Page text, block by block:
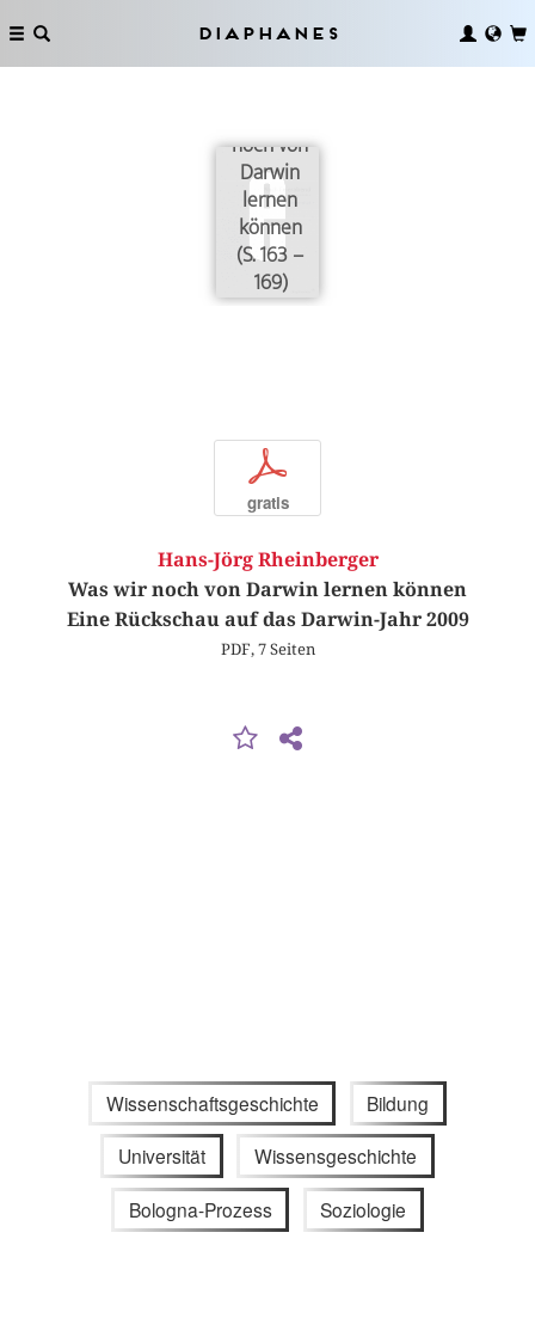
Diaphanes
noch von
Darwin
lernen
können
(S. 163 –
169)
p
gratis
Hans-Jörg Rheinberger
Was wir noch von Darwin lernen können
Eine Rückschau auf das Darwin-Jahr 2009
PDF, 7 Seiten
Wissenschaftsgeschichte Bildung
Universität Wissensgeschichte
Bologna-Prozess Soziologie